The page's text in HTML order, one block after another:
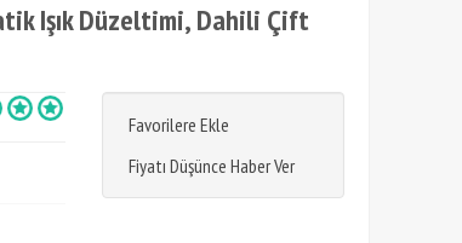
Işık Düzeltimi, Dahili Çift
Favorilere Ekle
Fiyatı Düşünce Haber Ver